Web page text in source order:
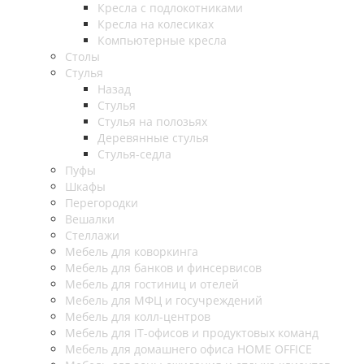
Кресла с подлокотниками
Кресла на колесиках
Компьютерные кресла
Столы
Стулья
Назад
Стулья
Стулья на полозьях
Деревянные стулья
Стулья-седла
Пуфы
Шкафы
Перегородки
Вешалки
Стеллажи
Мебель для коворкинга
Мебель для банков и финсервисов
Мебель для гостиниц и отелей
Мебель для МФЦ и госучреждений
Мебель для колл-центров
Мебель для IT-офисов и продуктовых команд
Мебель для домашнего офиса HOME OFFICE